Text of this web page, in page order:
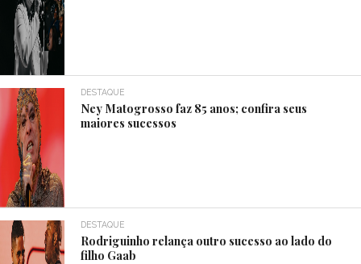
DESTAQUE
Ney Matogrosso faz 85 anos; confira seus
maiores sucessos
DESTAQUE
Rodriguinho relança outro sucesso ao lado do
filho Gaab